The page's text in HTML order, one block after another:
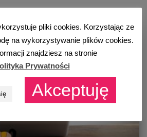
pliki cookies. Korzystając ze
na wykorzystywanie plików cookies.
znajdziesz na stronie
Prywatności
Akceptuję